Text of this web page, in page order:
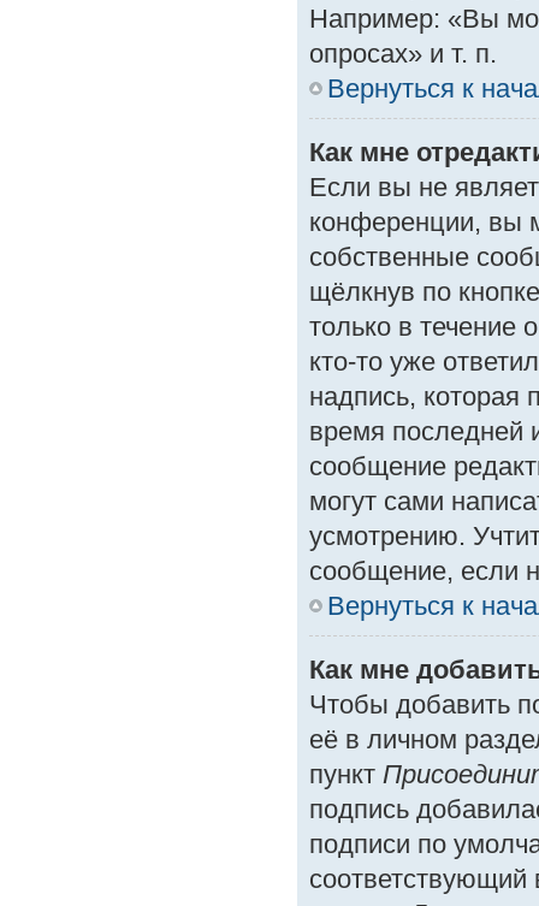
Например: «Вы
опросах» и т. п.
Вернуться к
Как мне
Если вы не
конференции, вы
собственные
щёлкнув по
только в течение
кто-то уже
надпись, которая
время последней
сообщение
могут сами
усмотрению.
сообщение, если
Вернуться к
Как мне
Чтобы добавить
её в личном
пункт
подпись
подписи по